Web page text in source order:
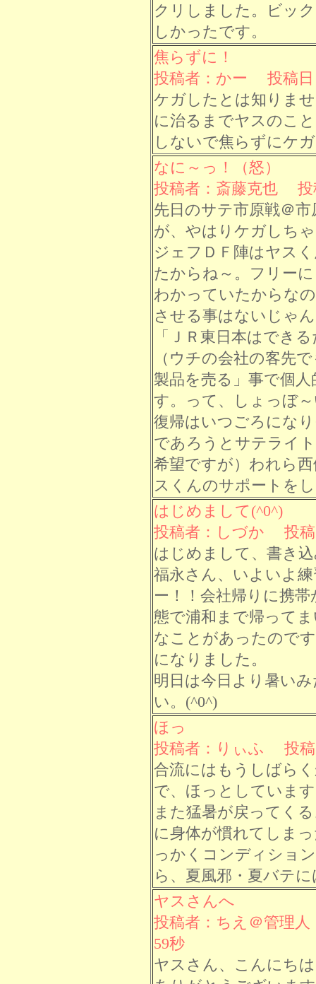
クリしました。ビッ
しかったです。
焦らずに！
投稿者：かー 投稿日
ケガしたとは知りま
に治るまでヤスのこ
しないで焦らずにケ
なに～っ！（怒）
投稿者：斎藤克也 投
先日のサテ市原戦＠
が、やはりケガしち
ジェフＤＦ陣はヤス
たからね～。フリー
わかっていたからな
させる事はないじゃ
「ＪＲ東日本はでき
（ウチの会社の客先
製品を売る」事で個
す。って、しょっぼ～
復帰はいつごろにな
であろうとサテライ
希望ですが）われら
スくんのサポートを
はじめまして(^0^)
投稿者：しづか 投稿
はじめまして、書き
福永さん、いよいよ
ー！！会社帰りに携
態で浦和まで帰って
なことがあったので
になりました。
明日は今日より暑い
い。(^0^)
ほっ
投稿者：りぃふ 投稿
合流にはもうしばら
で、ほっとしていま
また猛暑が戻ってく
に身体が慣れてしま
っかくコンディショ
ら、夏風邪・夏バテ
ヤスさんへ
投稿者：ちえ＠管理
59秒
ヤスさん、こんにち